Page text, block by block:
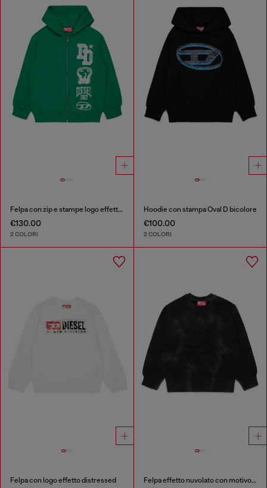
Felpa con zip e stampe logo effetto vernice
€130.00
2 COLORI
Hoodie con stampa Oval D bicolore
€100.00
2 COLORI
Felpa con logo effetto distressed Felpa effetto nuvolato con motivo fenice